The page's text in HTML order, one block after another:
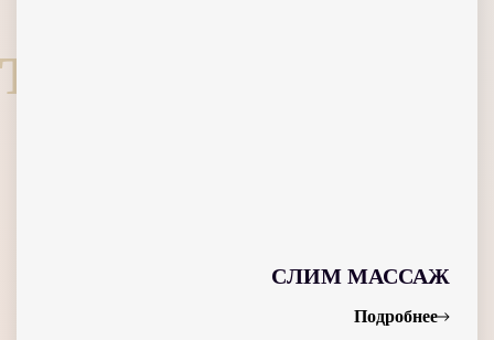
T
СЛИМ МАССАЖ
Подробнее